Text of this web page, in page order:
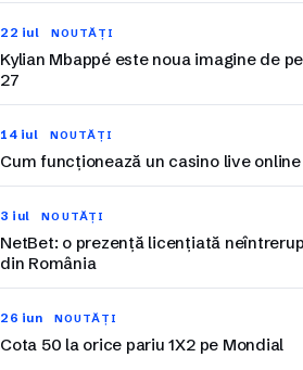
22 iul NOUTĂȚI
Kylian Mbappé este noua imagine de
27
14 iul NOUTĂȚI
Cum funcționează un casino live online
3 iul NOUTĂȚI
NetBet: o prezență licențiată
din România
26 iun NOUTĂȚI
Cota 50 la orice pariu 1X2 pe Mondial